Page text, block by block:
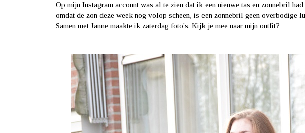
Op mijn Instagram account was al te zien dat ik een nieuwe tas en zonnebril
omdat de zon deze week nog volop scheen, is een zonnebril geen overbodige
Samen met Janne maakte ik zaterdag foto's. Kijk je mee naar mijn outfit?